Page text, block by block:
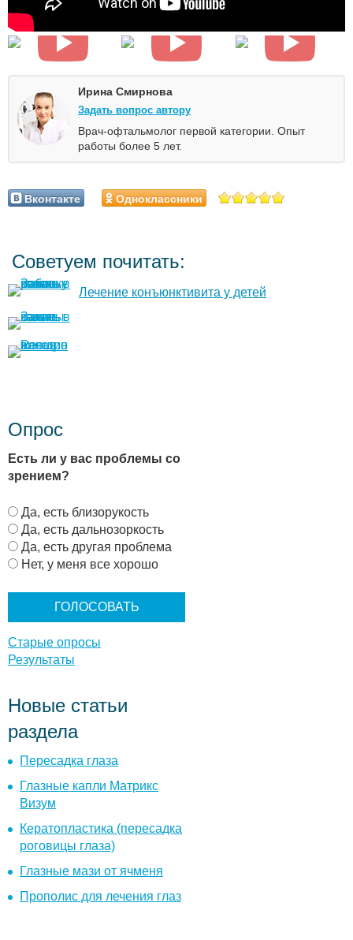
Ирина Смирнова
Задать вопрос автору
Врач-офтальмолог первой категории. Опыт
работы более 5 лет.
Вконтакте Одноклассники
Советуем почитать:
Лечение конъюнктивита у детей
Опрос
Есть ли у вас проблемы со
зрением?
В
а
р
и
Да, есть близорукость
Да, есть дальнозоркость
Да, есть другая проблема
Нет, у меня все хорошо
Старые опросы
Результаты
Новые статьи
раздела
Пересадка глаза
Глазные капли Матрикс
Визум
Кератопластика (пересадка
роговицы глаза)
Глазные мази от ячменя
Прополис для лечения глаз